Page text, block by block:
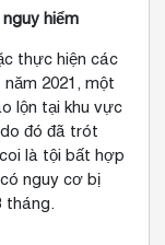
hiểm
thực hiện các
2021, một
lộn tại khu vực
đó đã trót
là tội bất hợp
nguy cơ bị
tháng.